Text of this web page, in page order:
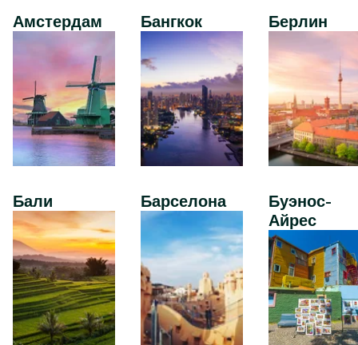
Амстердам
Бали
Бангкок
Барселона
Берлин
Буэнос-
Айрес